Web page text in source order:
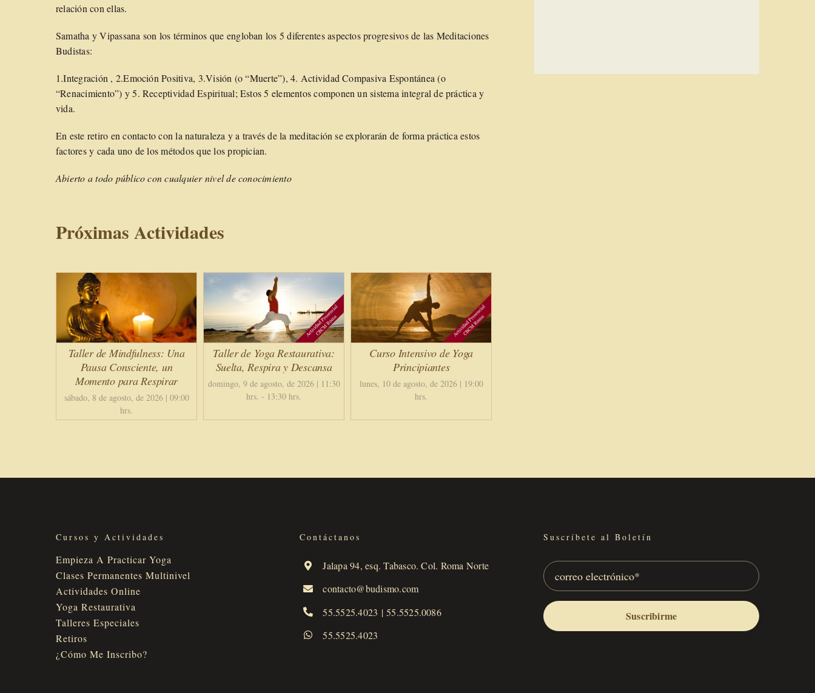
relación con ellas.
Samatha y Vipassana son los términos que engloban los 5 diferentes aspectos progresivos de las Meditaciones
Budistas:
1.Integración , 2.Emoción Positiva, 3.Visión (o “Muerte”), 4. Actividad Compasiva Espontánea (o
“Renacimiento”) y 5. Receptividad Espiritual; Estos 5 elementos componen un sistema integral de práctica y
vida.
En este retiro en contacto con la naturaleza y a través de la meditación se explorarán de forma práctica estos
factores y cada uno de los métodos que los propician.
Abierto a todo público con cualquier nivel de conocimiento
Próximas Actividades
Taller de Mindfulness: Una
Pausa Consciente, un
Momento para Respirar
sábado, 8 de agosto, de 2026 | 09:00
hrs.
Taller de Yoga Restaurativa:
Suelta, Respira y Descansa
domingo, 9 de agosto, de 2026 | 11:30
hrs. - 13:30 hrs.
Curso Intensivo de Yoga
Principiantes
lunes, 10 de agosto, de 2026 | 19:00
hrs.
Cursos y Actividades
Empieza A Practicar Yoga
Clases Permanentes Multinivel
Actividades Online
Yoga Restaurativa
Talleres Especiales
Retiros
¿Cómo Me Inscribo?
Contáctanos
Jalapa 94, esq. Tabasco. Col. Roma Norte
contacto@budismo.com
55.5525.4023 |55.5525.0086
55.5525.4023
Suscríbete al Boletín
Suscribirme